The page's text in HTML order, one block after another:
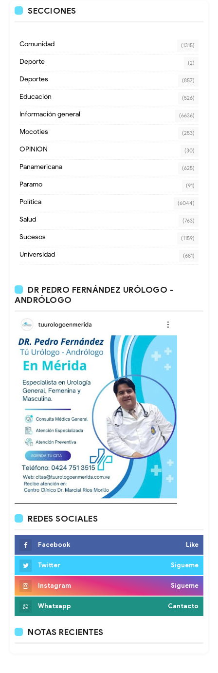
SECCIONES
Comunidad (1315)
Deporte (2)
Deportes (857)
Educación (526)
Información general (6636)
Mocoties (253)
OPINION (30)
Panamericana (625)
Paramo (91)
Política (6044)
Salud (763)
Sucesos (1159)
Universidad (681)
DR PEDRO FERNÁNDEZ URÓLOGO -
ANDRÓLOGO
REDES SOCIALES
Facebook Like
Twitter Sigueme
Instagram Sigueme
Whatsapp Cantacto
NOTAS RECIENTES